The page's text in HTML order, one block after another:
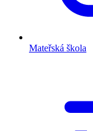
Mateřská škola